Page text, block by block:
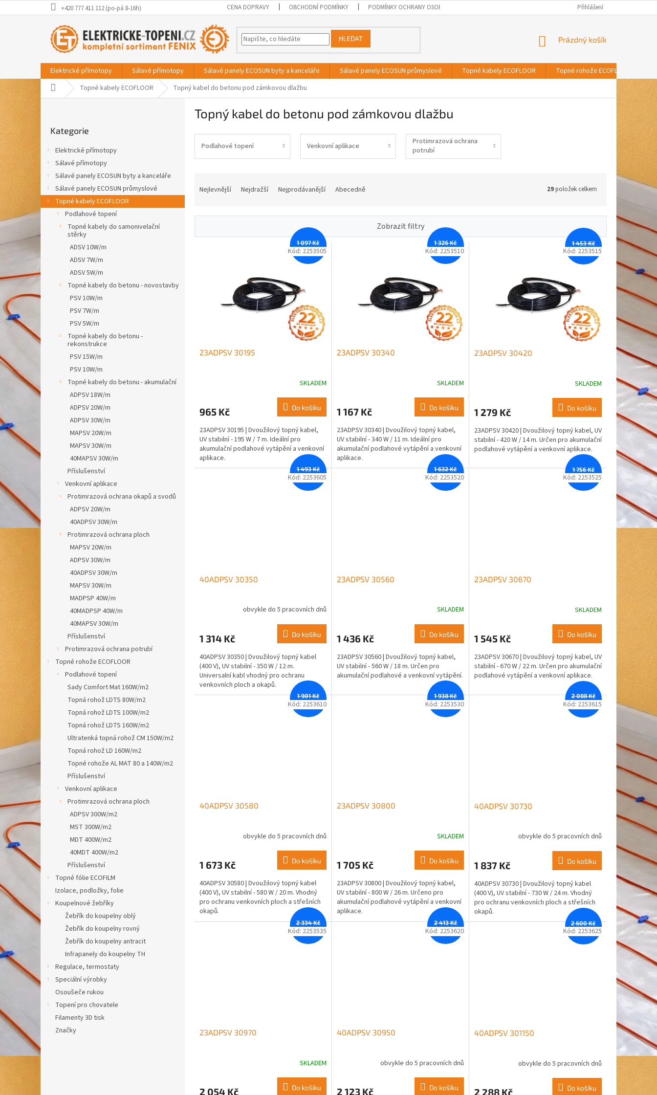
na
+420 777 411 112 (po-pá 8-16h) CENA DOPRAVY OBCHODNÍ PODMÍNKY PODMÍNKY OCHRANY OSOBNÍCH ÚDAJŮ Přihlášení
HLEDAT
NÁKUPNÍ
Prázdný košík
Elektrické přímotopy Sálavé přímotopy Sálavé panely ECOSUN byty a kanceláře Sálavé panely ECOSUN průmyslové Topné kabely ECOFLOOR Topné rohože ECOFLOOR
Domů Topné kabely ECOFLOOR Topný kabel do betonu pod zámkovou dlažbu
a
e
kategorie
Kategorie
Elektrické přímotopy
Sálavé přímotopy
Sálavé panely ECOSUN byty a kanceláře
Sálavé panely ECOSUN průmyslové
Topné kabely ECOFLOOR
Podlahové topení
Topné kabely do samonivelační
stěrky
ADSV 10W/m
ADSV 7W/m
ADSV 5W/m
Topné kabely do betonu - novostavby
PSV 10W/m
PSV 7W/m
PSV 5W/m
Topné kabely do betonu -
rekonstrukce
PSV 15W/m
PSV 10W/m
Topné kabely do betonu - akumulační
ADPSV 18W/m
ADPSV 20W/m
ADPSV 30W/m
MAPSV 20W/m
MAPSV 30W/m
40MAPSV 30W/m
Příslušenství
Venkovní aplikace
Protimrazová ochrana okapů a svodů
ADPSV 20W/m
40ADPSV 30W/m
Protimrazová ochrana ploch
MAPSV 20W/m
ADPSV 30W/m
40ADPSV 30W/m
MAPSV 30W/m
MADPSP 40W/m
40MADPSP 40W/m
40MAPSV 30W/m
Příslušenství
Protimrazová ochrana potrubí
Topné rohože ECOFLOOR
Podlahové topení
Sady Comfort Mat 160W/m2
Topná rohož LDTS 80W/m2
Topná rohož LDTS 100W/m2
Topná rohož LDTS 160W/m2
Ultratenká topná rohož CM 150W/m2
Topná rohož LD 160W/m2
Topné rohože AL MAT 80 a 140W/m2
Příslušenství
Venkovní aplikace
Protimrazová ochrana ploch
ADPSV 300W/m2
MST 300W/m2
MDT 400W/m2
40MDT 400W/m2
Příslušenství
Topné fólie ECOFILM
Izolace, podložky, folie
Koupelnové žebříky
Žebřík do koupelny oblý
Žebřík do koupelny rovný
Žebřík do koupelny antracit
Infrapanely do koupelny TH
Regulace, termostaty
Speciální výrobky
Osoušeče rukou
Topení pro chovatele
Filamenty 3D tisk
Značky
Topný kabel do betonu pod zámkovou dlažbu
Podlahové topení Venkovní aplikace
Protimrazová ochrana
potrubí
Nejlevnější Nejdražší Nejprodávanější Abecedně 29položek celkem
Zobrazit filtry
1 097 Kč
–12 %
23ADPSV 30195
SKLADEM
965 Kč Do košíku
23ADPSV 30195 | Dvoužilový topný kabel,
UV stabilní - 195 W / 7 m. Ideální pro
akumulační podlahové vytápění a venkovní
aplikace.
Kód: 2253505
1 326 Kč
–11 %
23ADPSV 30340
SKLADEM
1 167 Kč Do košíku
23ADPSV 30340 | Dvoužilový topný kabel,
UV stabilní - 340 W / 11 m. Ideální pro
akumulační podlahové vytápění a venkovní
aplikace.
Kód: 2253510
1 453 Kč
–11 %
23ADPSV 30420
SKLADEM
1 279 Kč Do košíku
23ADPSV 30420 | Dvoužilový topný kabel, UV
stabilní - 420 W / 14 m. Určen pro akumulační
podlahové vytápění a venkovní aplikace.
Kód: 2253515
1 493 Kč
–11 %
40ADPSV 30350
obvykle do 5 pracovních dnů
1 314 Kč Do košíku
40ADPSV 30350 | Dvoužilový topný kabel
(400 V), UV stabilní - 350 W / 12 m.
Universalní kabl vhodný pro ochranu
venkovních ploch a okapů.
Kód: 2253605
1 632 Kč
–12 %
23ADPSV 30560
SKLADEM
1 436 Kč Do košíku
23ADPSV 30560 | Dvoužilový topný kabel,
UV stabilní - 560 W / 18 m. Určen pro
akumulační podlahové a venkovní vytápění.
Kód: 2253520
1 756 Kč
–12 %
23ADPSV 30670
SKLADEM
1 545 Kč Do košíku
23ADPSV 30670 | Dvoužilový topný kabel, UV
stabilní - 670 W / 22 m. Určen pro akumulační
podlahové vytápění a venkovní aplikace.
Kód: 2253525
1 901 Kč
–11 %
40ADPSV 30580
obvykle do 5 pracovních dnů
1 673 Kč Do košíku
40ADPSV 30580 | Dvoužilový topný kabel
(400 V), UV stabilní - 580 W / 20 m. Vhodný
pro ochranu venkovních ploch a střešních
okapů.
Kód: 2253610
1 938 Kč
–12 %
23ADPSV 30800
SKLADEM
1 705 Kč Do košíku
23ADPSV 30800 | Dvoužilový topný kabel,
UV stabilní - 800 W / 26 m. Určeno pro
akumulační podlahové vytápění a venkovní
aplikace.
Kód: 2253530
2 088 Kč
–12 %
40ADPSV 30730
obvykle do 5 pracovních dnů
1 837 Kč Do košíku
40ADPSV 30730 | Dvoužilový topný kabel
(400 V), UV stabilní - 730 W / 24 m. Vhodný
pro ochranu venkovních ploch a střešních
okapů.
Kód: 2253615
2 334 Kč
–12 %
23ADPSV 30970
SKLADEM
2 054 Kč Do košíku
Kód: 2253535
2 413 Kč
–12 %
40ADPSV 30950
obvykle do 5 pracovních dnů
2 123 Kč Do košíku
Kód: 2253620
2 600 Kč
–12 %
40ADPSV 301150
obvykle do 5 pracovních dnů
2 288 Kč Do košíku
Kód: 2253625